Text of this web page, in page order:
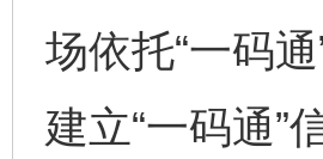
场依托“一码
建立“一码通”